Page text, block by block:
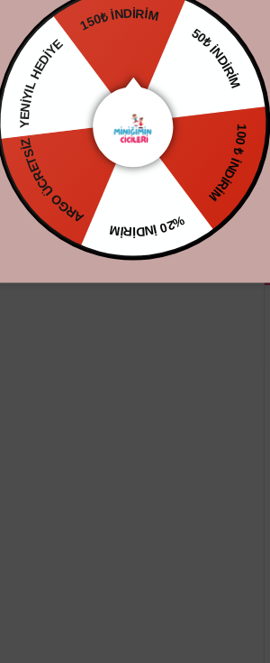
150₺ İNDİRİM
50₺ İNDİRİM
100 ₺ İNDİRİM
%20 İNDİRİM
KARGO ÜCRETSİZ
YENİYIL HEDİYE